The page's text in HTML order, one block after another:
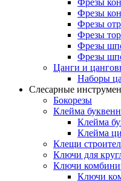
Фрезы
Фрезы
Фрезы
Фрезы
Фрезы
Фрезы
Цанги и
Наборы
Слесарные
Бокорезы
Клейма
Клейма
Клейма
Клещи
Ключи для
Ключи
Ключи